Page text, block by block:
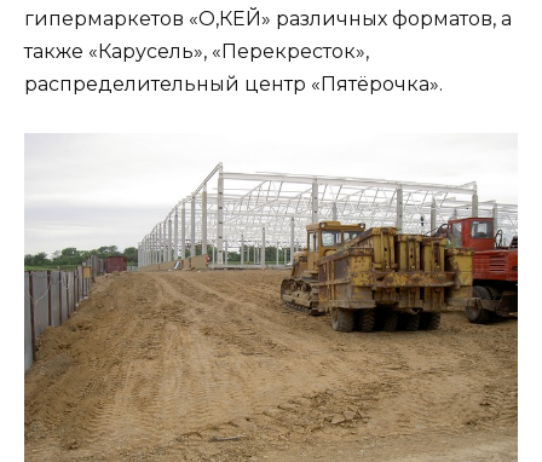
гипермаркетов «О,КЕЙ» различных форматов, а
также «Карусель», «Перекресток»,
распределительный центр «Пятёрочка».